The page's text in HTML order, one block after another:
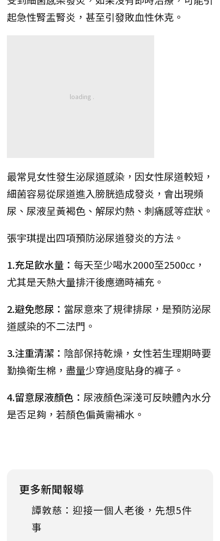
起急性腎盂腎炎，甚至引發敗血性休克。
最常見女性發生泌尿道感染，因女性尿道較短，
細菌容易從尿道進入膀胱造成發炎，會出現頻
尿、尿液呈黃褐色、解尿灼熱、刺痛感等症狀。
張宇琪提出四項預防泌尿道發炎的方法。
1.充足飲水量： 每天至少喝水2000至2500cc，
尤其是天熱大量排汗後應適時補充。
2.避免憋尿： 當尿意來了規律排尿，是預防泌尿
道感染的不二法門。
3.注重清潔： 陰部保持乾燥，女性若生理期時要
勤換衛生棉，盡量少穿過度貼身的褲子。
4.留意尿液顏色： 尿液顏色深淺可反映體內水分
是否足夠，若顏色偏黃需補水。
更多新聞報導
譚敦慈：迎接一個人老後，先想5件
事